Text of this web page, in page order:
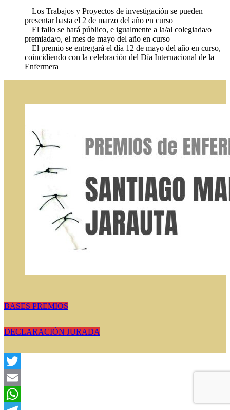
Los Trabajos y Proyectos de investigación se pueden
presentar hasta el 2 de marzo del año en curso
El fallo se hará público, e igualmente a la/al colegiada/o
premiada/o, el mes de mayo del año en curso
El premio se entregará el día 12 de mayo del año en curso,
coincidiendo con la celebración del Día Internacional de la
Enfermera
BASES PREMIOS
DECLARACIÓN JURADA
Twitter
Email